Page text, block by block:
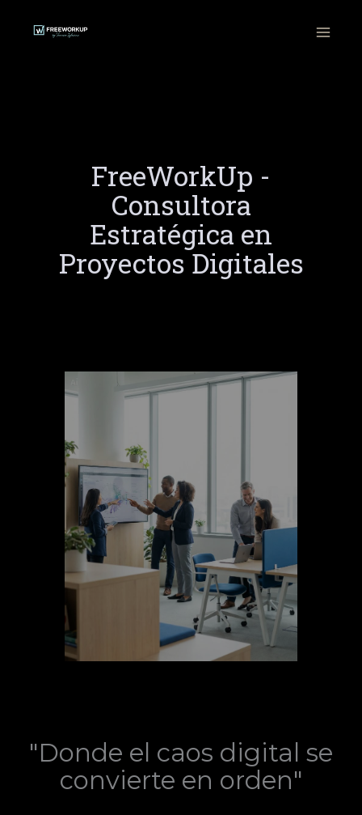
FreeWorkUp -
Consultora
Estratégica en
Proyectos Digitales
"Donde el caos digital se
convierte en orden"